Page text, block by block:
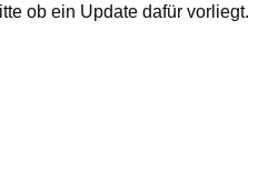
ob ein Update dafür vorliegt.